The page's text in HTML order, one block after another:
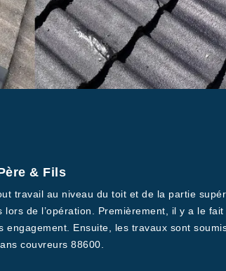
& Fils
travail au niveau du toit et de la partie
de l’opération. Premièrement, il y a le fait
Ensuite, les travaux sont
couvreurs 88600.